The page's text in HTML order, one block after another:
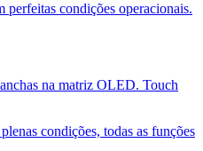
condições operacionais.
na matriz OLED. Touch
condições, todas as funções